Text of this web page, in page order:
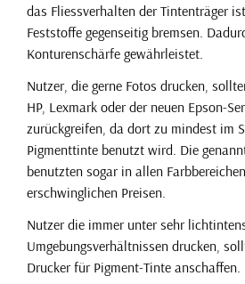
das Fliessverhalten der Tintenträger
Feststoffe gegenseitig bremsen.
Konturenschärfe gewährleistet.
Nutzer, die gerne Fotos drucken,
HP, Lexmark oder der neuen Epson-
zurückgreifen, da dort zu mindest im
Pigmenttinte benutzt wird. Die
benutzten sogar in allen
erschwinglichen Preisen.
Nutzer die immer unter sehr
Umgebungsverhältnissen drucken,
Drucker für Pigment-Tinte anschaffen.